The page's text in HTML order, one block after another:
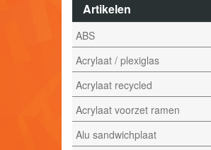
Artikelen
ABS
Acrylaat / plexiglas
Acrylaat recycled
Acrylaat voorzet ramen
Alu sandwichplaat